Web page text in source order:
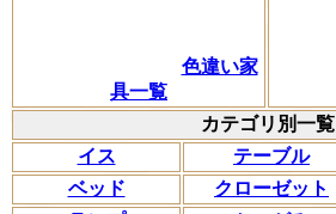
色違い家
具一覧
カテゴリ別一覧
イス
テーブル
ベッド
クローゼット